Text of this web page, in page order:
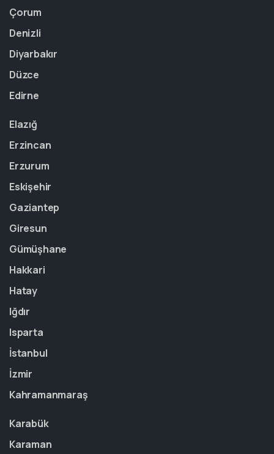
Çorum
Denizli
Diyarbakır
Düzce
Edirne
Elazığ
Erzincan
Erzurum
Eskişehir
Gaziantep
Giresun
Gümüşhane
Hakkari
Hatay
Iğdır
Isparta
İstanbul
İzmir
Kahramanmaraş
Karabük
Karaman